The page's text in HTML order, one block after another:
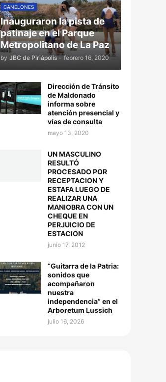
CANELONES
Inauguraron la pista de
patinaje en el Parque
Metropolitano de La Paz
by JBC de Piriápolis - febrero 16, 2020
Dirección de Tránsito
de Maldonado
informa sobre
atención presencial y
vías de consulta
mayo 13, 2020
UN MASCULINO
RESULTÓ
PROCESADO POR
RECEPTACION Y
ESTAFA LUEGO DE
REALIZAR UNA
MANIOBRA CON UN
CHEQUE EN
PERJUICIO DE
ESTACION
junio 17, 2012
“Guitarra de la Patria:
sonidos que
acompañaron
nuestra
independencia” en el
Arboretum Lussich
julio 16, 2026